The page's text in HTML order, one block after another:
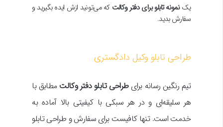
یکنمونه تابلو برای دفتر وکالت که می‌تونید ازش ایده بگیرید و
سفارش بدید.
طراحی تابلو وکیل دادگستری
تیم رنگین رسانه برایطراحی تابلو دفتر وکالت مطابق با
هر سلیقه‌ای و در هر سبکی با کیفیتی بالا آماده به
خدمت است. تنها کافیست برای سفارش و طراحی تابلو